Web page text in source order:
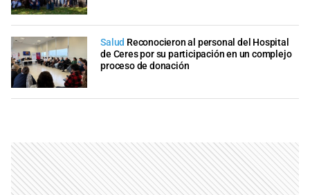
Salud Reconocieron al personal del Hospital
de Ceres por su participación en un complejo
proceso de donación